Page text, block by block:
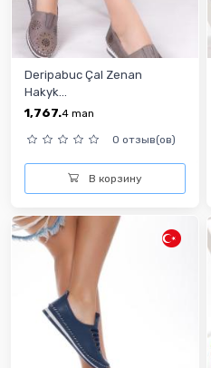
Deripabuc Çal Zenan
Hakyk...
1,767.4 man
0 отзыв(ов)
В корзину